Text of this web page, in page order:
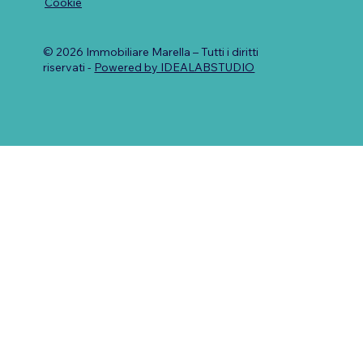
© 2026 Immobiliare Marella – Tutti i diritti
riservati - Powered by IDEALABSTUDIO